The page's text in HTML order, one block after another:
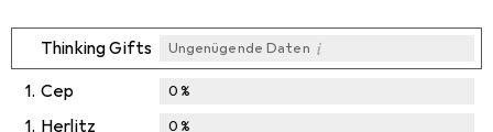
Thinking Gifts Ungenügende Daten i
1. Cep 0%
1. Herlitz 0%